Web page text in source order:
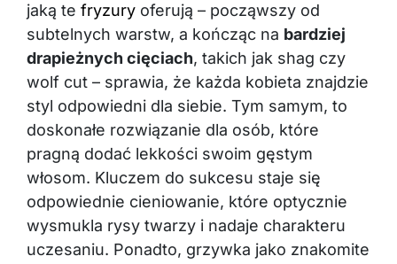
jaką te fryzury oferują – począwszy od
subtelnych warstw, a kończąc na bardziej
drapieżnych cięciach, takich jak shag czy
wolf cut – sprawia, że każda kobieta znajdzie
styl odpowiedni dla siebie. Tym samym, to
doskonałe rozwiązanie dla osób, które
pragną dodać lekkości swoim gęstym
włosom. Kluczem do sukcesu staje się
odpowiednie cieniowanie, które optycznie
wysmukla rysy twarzy i nadaje charakteru
uczesaniu. Ponadto, grzywka jako znakomite